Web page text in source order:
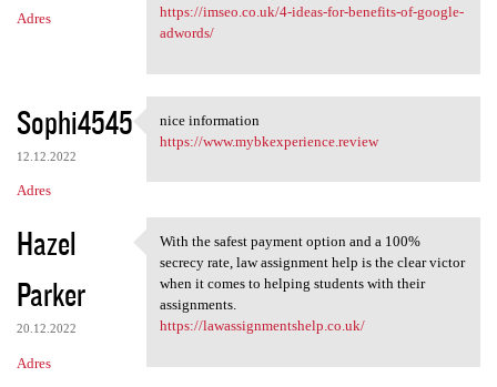
Adres
https://imseo.co.uk/4-ideas-for-benefits-of-google-
adwords/
Sophi4545
12.12.2022
Adres
nice information
nice information
https://www.mybkexperience.review
Hazel
Parker
20.12.2022
Adres
With the safest payment
With the safest payment option and a 100%
secrecy rate, law assignment help is the clear victor
when it comes to helping students with their
assignments.
https://lawassignmentshelp.co.uk/